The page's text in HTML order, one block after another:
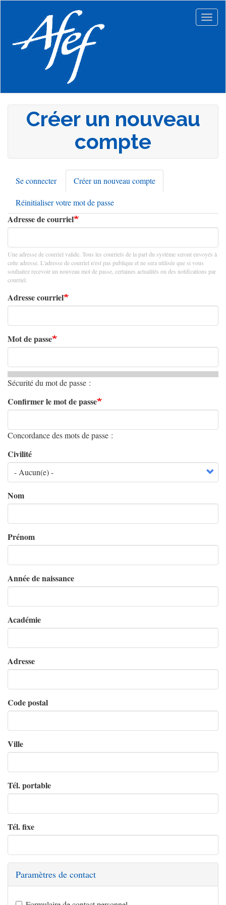
principal
Créer un nouveau
compte
Onglets
principaux
Se connecter Créer un nouveau compte
actif)
Réinitialiser votre mot de passe
Adresse de courriel
Une adresse de courriel valide. Tous les courriels de la part du système seront envoyés à
cette adresse. L'adresse de courriel n'est pas publique et ne sera utilisée que si vous
souhaitez recevoir un nouveau mot de passe, certaines actualités ou des notifications par
courriel.
Adresse courriel
Mot de passe
Sécurité du mot de passe :
Confirmer le mot de passe
Concordance des mots de passe :
Civilité
Nom
Prénom
Année de naissance
Académie
Adresse
Code postal
Ville
Tél. portable
Tél. fixe
Paramètres de contact